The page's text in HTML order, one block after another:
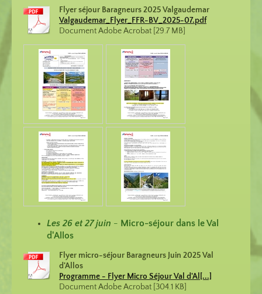
Flyer séjour Baragneurs 2025 Valgaudemar
Valgaudemar_Flyer_FFR-BV_2025-07.pdf
Document Adobe Acrobat [29.7 MB]
Les 26 et 27 juin - Micro-séjour dans le Val
d'Allos
Flyer micro-séjour Baragneurs Juin 2025 Val
d'Allos
Programme - Flyer Micro Séjour Val d'Al[...]
Document Adobe Acrobat [304.1 KB]